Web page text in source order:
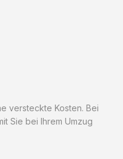
versteckte Kosten. Bei
Sie bei Ihrem Umzug